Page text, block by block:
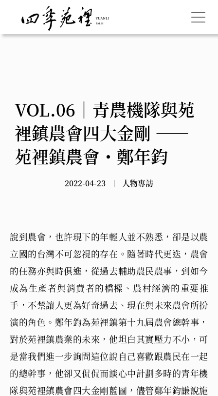
VOL.06｜青農機隊與苑
裡鎮農會四大金剛 ——
苑裡鎮農會・鄭年鈞
2022-04-23 人物專訪
說到農會，也許現下的年輕人並不熟悉，卻是以農
立國的台灣不可忽視的存在。隨著時代更迭，農會
的任務亦與時俱進，從過去輔助農民農事，到如今
成為生產者與消費者的橋樑、農村經濟的重要推
手，不禁讓人更為好奇過去、現在與未來農會所扮
演的角色。鄭年鈞為苑裡鎮第十九屆農會總幹事，
對於苑裡鎮農業的未來，他坦白其實壓力不小，可
是當我們進一步詢問這位說自己喜歡跟農民在一起
的總幹事，他卻又侃侃而談心中計劃多時的青年機
隊與苑裡鎮農會四大金剛藍圖，儘管鄭年鈞謙說施